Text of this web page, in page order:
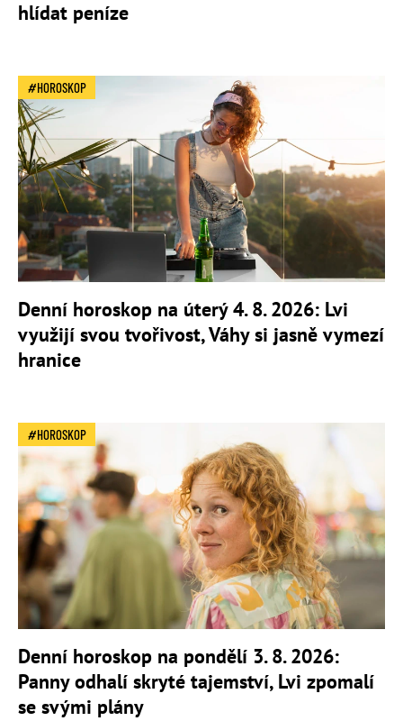
hlídat peníze
HOROSKOP
Denní horoskop na úterý 4. 8. 2026: Lvi
využijí svou tvořivost, Váhy si jasně vymezí
hranice
HOROSKOP
Denní horoskop na pondělí 3. 8. 2026:
Panny odhalí skryté tajemství, Lvi zpomalí
se svými plány